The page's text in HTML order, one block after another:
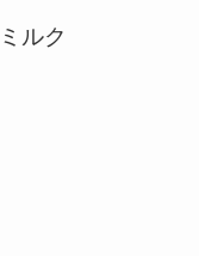
ルク